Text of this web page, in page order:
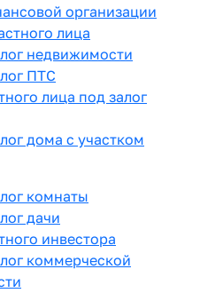
организации
лица
недвижимости
ПТС
лица под залог
дома с участком
комнаты
дачи
инвестора
коммерческой